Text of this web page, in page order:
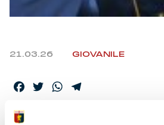
21.03.26 GIOVANILE
Facebook
TwitterWhatsApp